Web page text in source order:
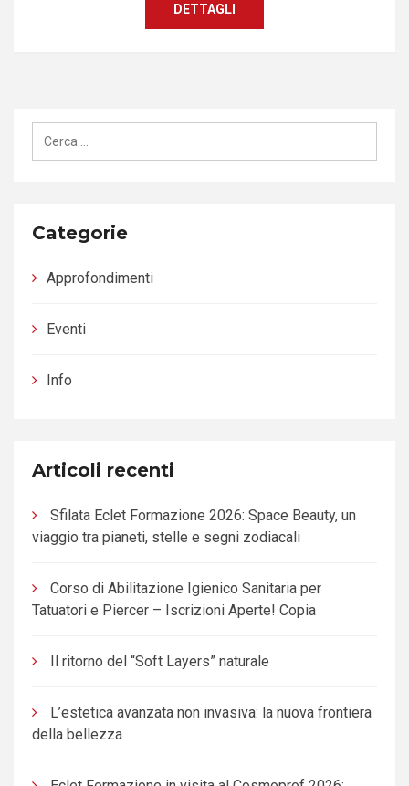
DETTAGLI
Ricerca
Categorie
Approfondimenti
Eventi
Info
Articoli recenti
Sfilata Eclet Formazione 2026: Space Beauty, un
viaggio tra pianeti, stelle e segni zodiacali
Corso di Abilitazione Igienico Sanitaria per
Tatuatori e Piercer – Iscrizioni Aperte! Copia
Il ritorno del “Soft Layers” naturale
L’estetica avanzata non invasiva: la nuova frontiera
della bellezza